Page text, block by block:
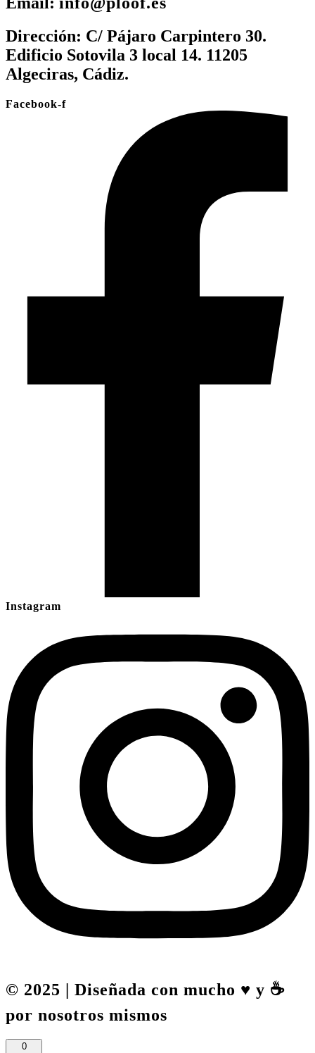
Dirección: C/ Pájaro Carpintero 30.
Edificio Sotovila 3 local 14. 11205
Algeciras, Cádiz.
Facebook-f
Instagram
© 2025 | Diseñada con mucho ♥️ y ☕
por nosotros mismos
0